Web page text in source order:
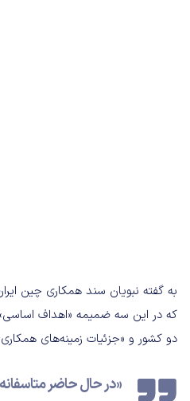
که در این سه ضمیمه «اهداف
دو کشور و «جزئیات زمینه‌های
«در حال حاضر